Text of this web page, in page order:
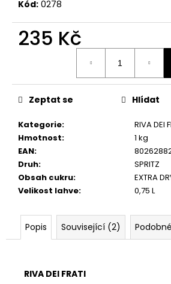
Kód: 0278
235 Kč
Kategorie:
RIVA DEI
Hmotnost:
1 kg
EAN:
Druh:
SPRITZ
Obsah cukru:
EXTRA
Velikost lahve: 0,75 L
Zeptat se Hlídat
Popis Související (2)
RIVA DEI FRATI
o
r
u
e
m
LATENTIA
90
PRIMITIVO,
ROSÈ,
IGP
Kč